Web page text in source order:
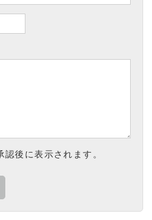
後に表示されます。